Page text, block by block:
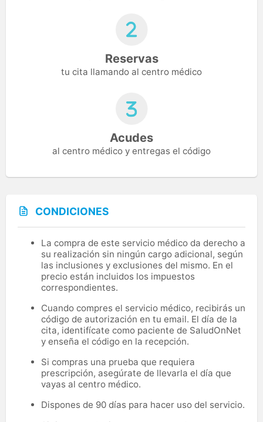
Reservas
tu cita llamando al centro médico
Acudes
al centro médico y entregas el código
CONDICIONES
La compra de este servicio médico da derecho a
su realización sin ningún cargo adicional, según
las inclusiones y exclusiones del mismo. En el
precio están incluidos los impuestos
correspondientes.
Cuando compres el servicio médico, recibirás un
código de autorización en tu email. El día de la
cita, identifícate como paciente de SaludOnNet
y enseña el código en la recepción.
Si compras una prueba que requiera
prescripción, asegúrate de llevarla el día que
vayas al centro médico.
Dispones de 90 días para hacer uso del servicio.